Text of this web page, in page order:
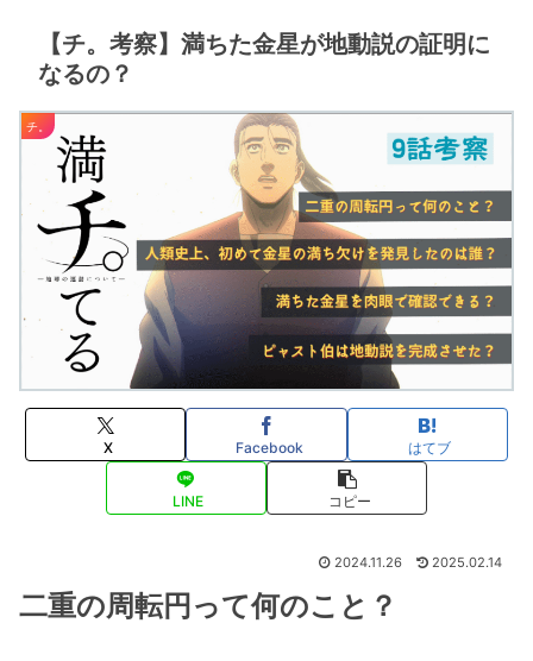
【チ。考察】満ちた金星が地動説の証明に
なるの？
チ。
X Facebook はてブ
LINE コピー
2024.11.26 2025.02.14
二重の周転円って何のこと？